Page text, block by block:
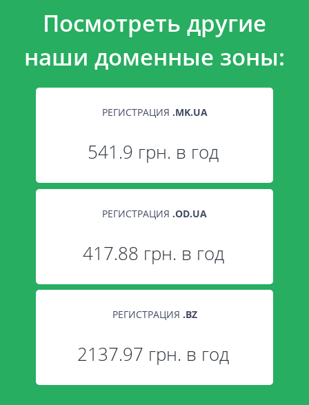
Посмотреть другие
наши доменные зоны:
РЕГИСТРАЦИЯ .MK.UA
541.9 грн. в год
РЕГИСТРАЦИЯ .OD.UA
417.88 грн. в год
РЕГИСТРАЦИЯ .BZ
2137.97 грн. в год